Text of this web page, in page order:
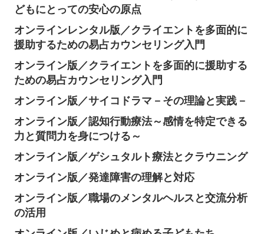
どもにとっての安心の原点
オンラインレンタル版／クライエントを多面的に
援助するための易占カウンセリング入門
オンライン版／クライエントを多面的に援助する
ための易占カウンセリング入門
オンライン版／サイコドラマ－その理論と実践－
オンライン版／認知行動療法～感情を特定できる
力と質問力を身につける～
オンライン版／ゲシュタルト療法とクラウニング
オンライン版／発達障害の理解と対応
オンライン版／職場のメンタルヘルスと交流分析
の活用